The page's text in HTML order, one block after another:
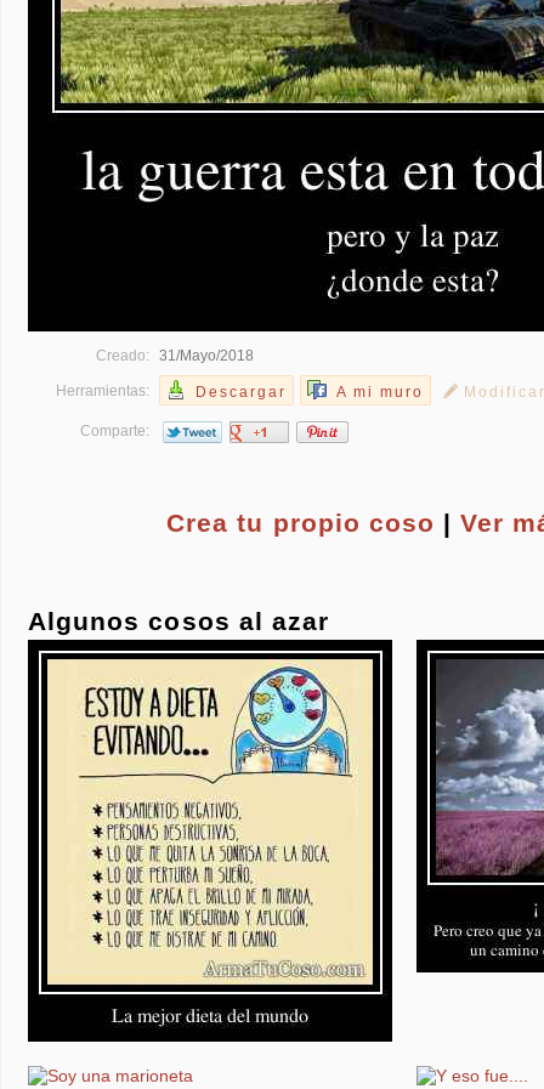
Creado: 31/Mayo/2018
Herramientas: Descargar A mi muro
Comparte:
Crea tu propio coso |Ver
Algunos cosos al azar